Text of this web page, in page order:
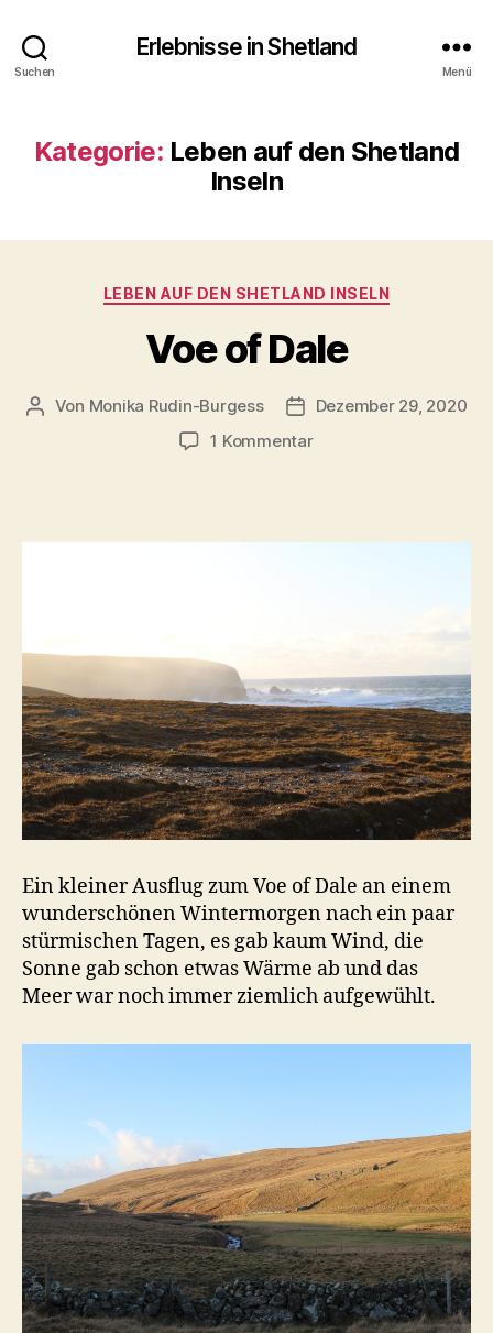
Suchen
Erlebnisse in Shetland
Menü
Kategorie: Leben auf den Shetland
Inseln
Kategorien
LEBEN AUF DEN SHETLAND INSELN
Voe of Dale
Beitragsautor
Von Monika Rudin-Burgess Beitragsdatum
Dezember 29, 2020
1 Kommentarzu
Ein kleiner Ausflug zum Voe of Dale an einem
wunderschönen Wintermorgen nach ein paar
stürmischen Tagen, es gab kaum Wind, die
Sonne gab schon etwas Wärme ab und das
Meer war noch immer ziemlich aufgewühlt.